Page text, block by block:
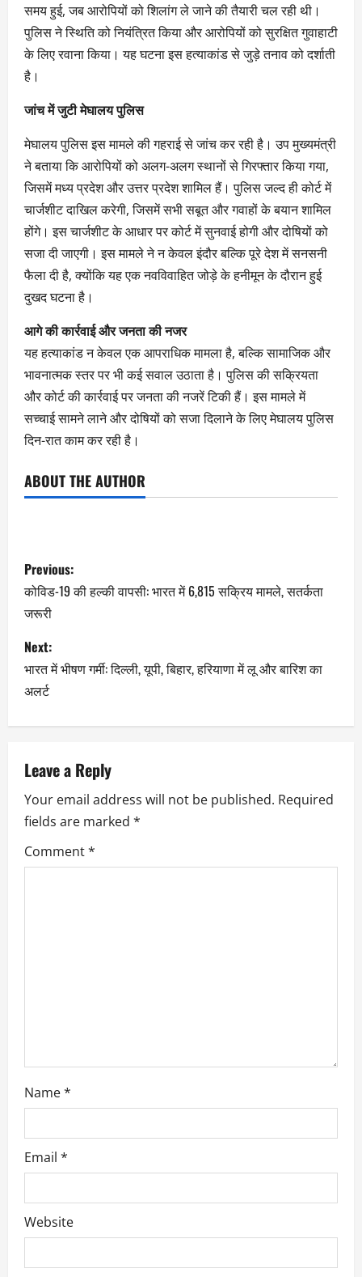
समय हुई, जब आरोपियों को शिलांग ले जाने की तैयारी चल रही थी।
पुलिस ने स्थिति को नियंत्रित किया और आरोपियों को सुरक्षित गुवाहाटी
के लिए रवाना किया। यह घटना इस हत्याकांड से जुड़े तनाव को दर्शाती
है।
जांच में जुटी मेघालय पुलिस
मेघालय पुलिस इस मामले की गहराई से जांच कर रही है। उप मुख्यमंत्री
ने बताया कि आरोपियों को अलग-अलग स्थानों से गिरफ्तार किया गया,
जिसमें मध्य प्रदेश और उत्तर प्रदेश शामिल हैं। पुलिस जल्द ही कोर्ट में
चार्जशीट दाखिल करेगी, जिसमें सभी सबूत और गवाहों के बयान शामिल
होंगे। इस चार्जशीट के आधार पर कोर्ट में सुनवाई होगी और दोषियों को
सजा दी जाएगी। इस मामले ने न केवल इंदौर बल्कि पूरे देश में सनसनी
फैला दी है, क्योंकि यह एक नवविवाहित जोड़े के हनीमून के दौरान हुई
दुखद घटना है।
आगे की कार्रवाई और जनता की नजर
यह हत्याकांड न केवल एक आपराधिक मामला है, बल्कि सामाजिक और
भावनात्मक स्तर पर भी कई सवाल उठाता है। पुलिस की सक्रियता
और कोर्ट की कार्रवाई पर जनता की नजरें टिकी हैं। इस मामले में
सच्चाई सामने लाने और दोषियों को सजा दिलाने के लिए मेघालय पुलिस
दिन-रात काम कर रही है।
ABOUT THE AUTHOR
Previous:
कोविड-19 की हल्की वापसी: भारत में 6,815 सक्रिय मामले, सतर्कता
जरूरी
Next:
भारत में भीषण गर्मी: दिल्ली, यूपी, बिहार, हरियाणा में लू और बारिश का
अलर्ट
Leave a Reply
Your email address will not be published. Required
fields are marked *
Comment*
Name*
Email *
Website